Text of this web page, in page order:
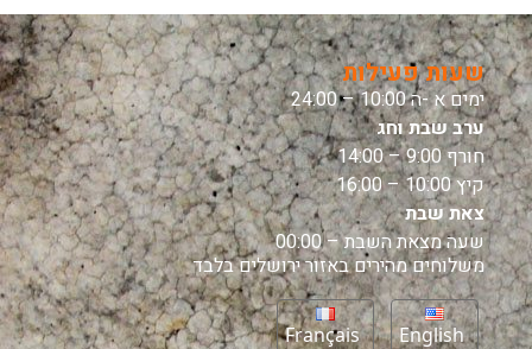
שעות פעילות
ימים א -ה 10:00 – 24:00
ערב שבת וחג
חורף 9:00 – 14:00
קיץ 10:00 – 16:00
צאת שבת
שעה מצאת השבת – 00:00
משלוחים מהירים באזור ירושלים בלבד
English
Français